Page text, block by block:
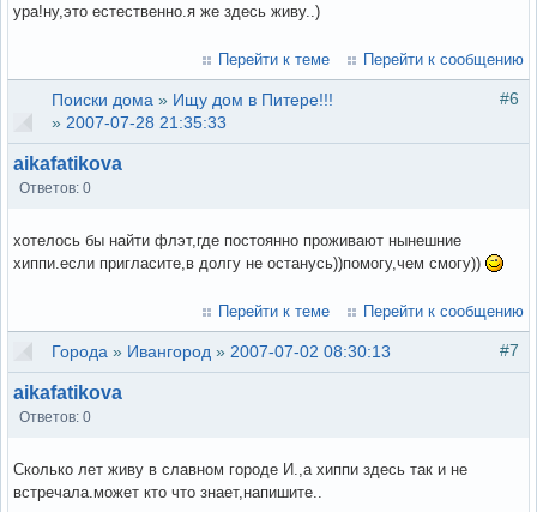
ура!ну,это естественно.я же здесь живу..)
Перейти к теме Перейти к сообщению
#6
Поиски дома » Ищу дом в Питере!!!
» 2007-07-28 21:35:33
aikafatikova
Ответов: 0
хотелось бы найти флэт,где постоянно проживают нынешние
хиппи.если пригласите,в долгу не останусь))помогу,чем смогу))
Перейти к теме Перейти к сообщению
#7
Города » Ивангород » 2007-07-02 08:30:13
aikafatikova
Ответов: 0
Сколько лет живу в славном городе И.,а хиппи здесь так и не
встречала.может кто что знает,напишите..